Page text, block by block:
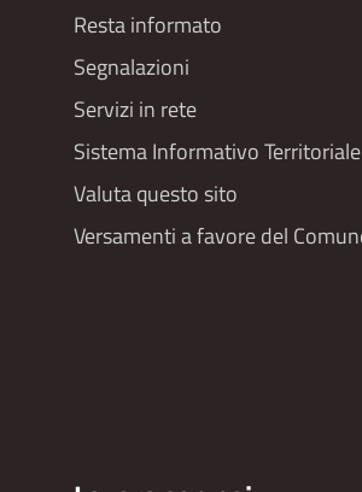
Resta informato
Segnalazioni
Servizi in rete
Sistema Informativo Territoriale
Valuta questo sito
Versamenti a favore del